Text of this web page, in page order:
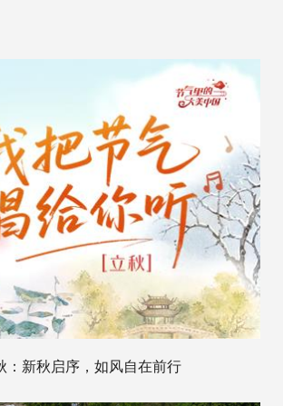
：新秋启序，如风自在前行